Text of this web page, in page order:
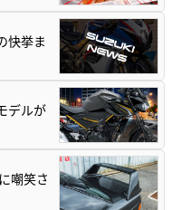
快挙ま
デルが
嘲笑さ